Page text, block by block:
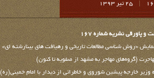
پاورقي نشريه شماره 167
«روش شناسي مطالعات تاريخي و رهيافت هاي بينارشته ای»
(گروه‌های مهاجر به مشهد از صفویه تا کنون)
وزیر خارجه پیشین شوروی و خاطراتی از دیدار با امام خمینی(ره)